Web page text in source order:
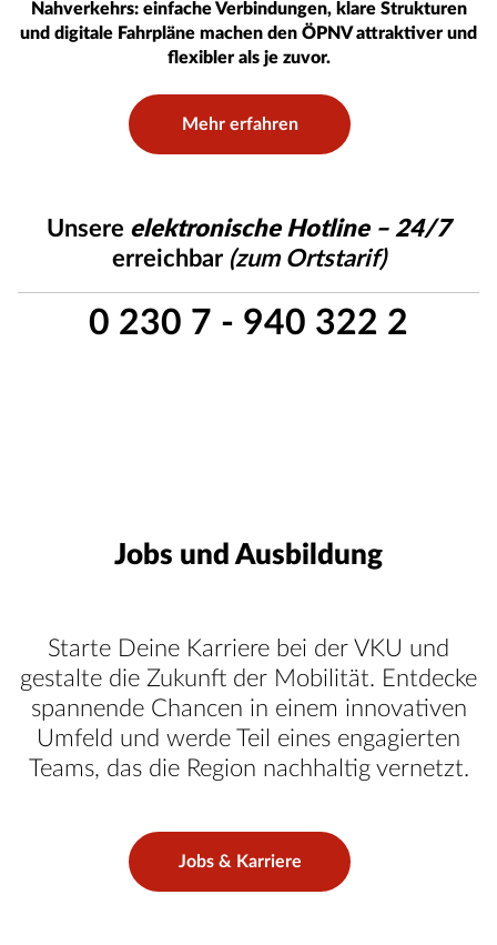
Nahverkehrs: einfache Verbindungen, klare Strukturen
und digitale Fahrpläne machen den ÖPNV attraktiver und
flexibler als je zuvor.
Mehr erfahren
Unsere elektronische Hotline – 24/7
erreichbar (zum Ortstarif)
0 230 7 - 940 322 2
Jobs und Ausbildung
Starte Deine Karriere bei der VKU und
gestalte die Zukunft der Mobilität. Entdecke
spannende Chancen in einem innovativen
Umfeld und werde Teil eines engagierten
Teams, das die Region nachhaltig vernetzt.
Jobs & Karriere